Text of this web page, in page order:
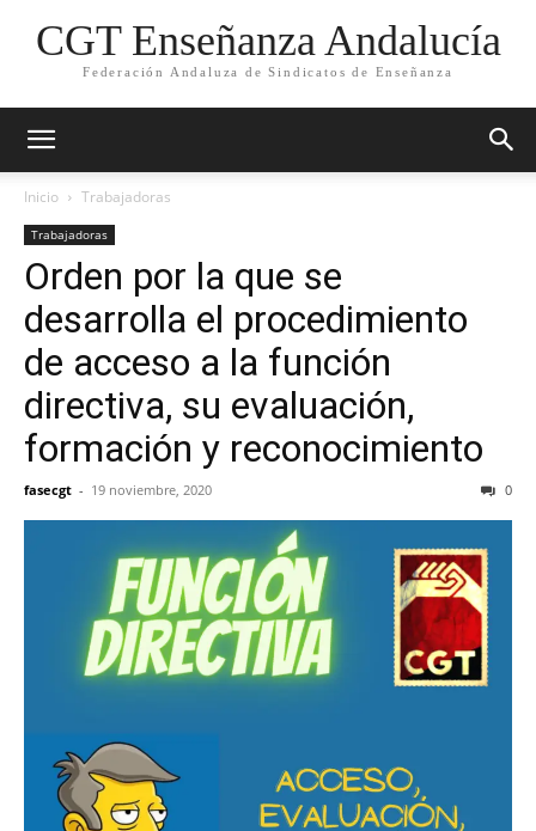
CGT Enseñanza Andalucía
Federación Andaluza de Sindicatos de Enseñanza
Inicio Trabajadoras
Trabajadoras
Orden por la que se
desarrolla el procedimiento
de acceso a la función
directiva, su evaluación,
formación y reconocimiento
fasecgt - 19 noviembre, 2020 0